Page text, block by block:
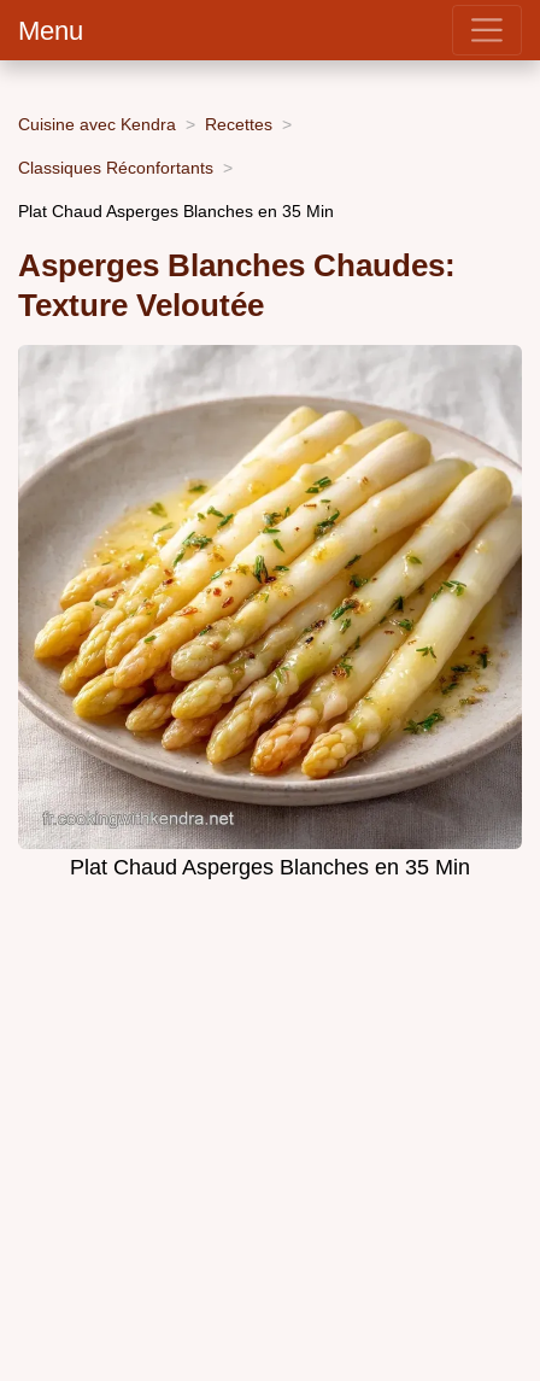
Menu
Cuisine avec Kendra Recettes
Classiques Réconfortants
Plat Chaud Asperges Blanches en 35 Min
Asperges Blanches Chaudes:
Texture Veloutée
Plat Chaud Asperges Blanches en 35 Min